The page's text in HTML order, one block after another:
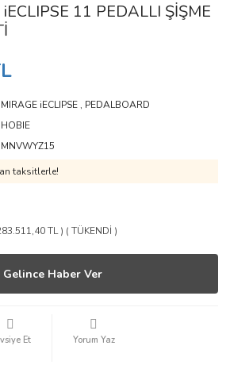
11 PEDALLI ŞİŞME
MIRAGE iECLIPSE , PEDALBOARD
HOBIE
MNVWYZ15
taksitlerle!
TL ) ( TÜKENDİ )
Gelince Haber Ver
Et Yorum Yaz